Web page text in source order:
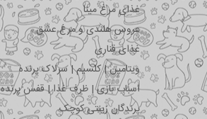
غذای مرغ مینا
عروس هلندی و مرغ عشق
غذای قناری
ویتامین | کلسیم | سرلاک پرنده
اسباب بازی | ظرف غذا | قفس پرنده
پرندگان زینتی کوچک